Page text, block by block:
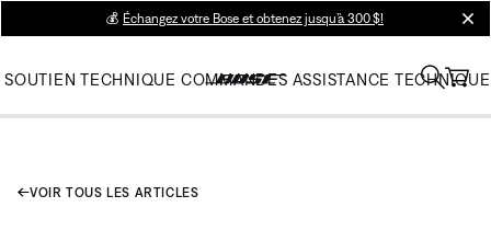
💰 Échangez votre Bose et obtenez jusqu’à 300 $!
SOUTIEN TECHNIQUE COMMANDES ASSISTANCE TECHNIQUE
VOIR TOUS LES ARTICLES